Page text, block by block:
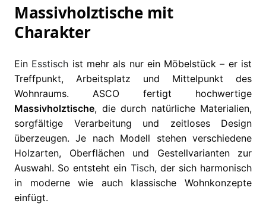
Massivholztische mit
Charakter
Ein Esstisch ist mehr als nur ein Möbelstück – er ist
Treffpunkt, Arbeitsplatz und Mittelpunkt des
Wohnraums. ASCO fertigt hochwertige
Massivholztische, die durch natürliche Materialien,
sorgfältige Verarbeitung und zeitloses Design
überzeugen. Je nach Modell stehen verschiedene
Holzarten, Oberflächen und Gestellvarianten zur
Auswahl. So entsteht ein Tisch, der sich harmonisch
in moderne wie auch klassische Wohnkonzepte
einfügt.